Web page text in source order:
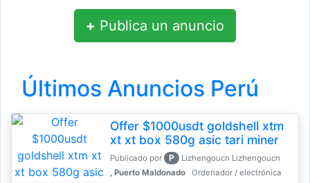
+ Publica un anuncio
Últimos Anuncios Perú
Offer $1000usdt goldshell xtm
xt xt box 580g asic tari miner
Publicado por P
Lizhengoucn Lizhengoucn
, Puerto Maldonado
Ordenador / electrónica